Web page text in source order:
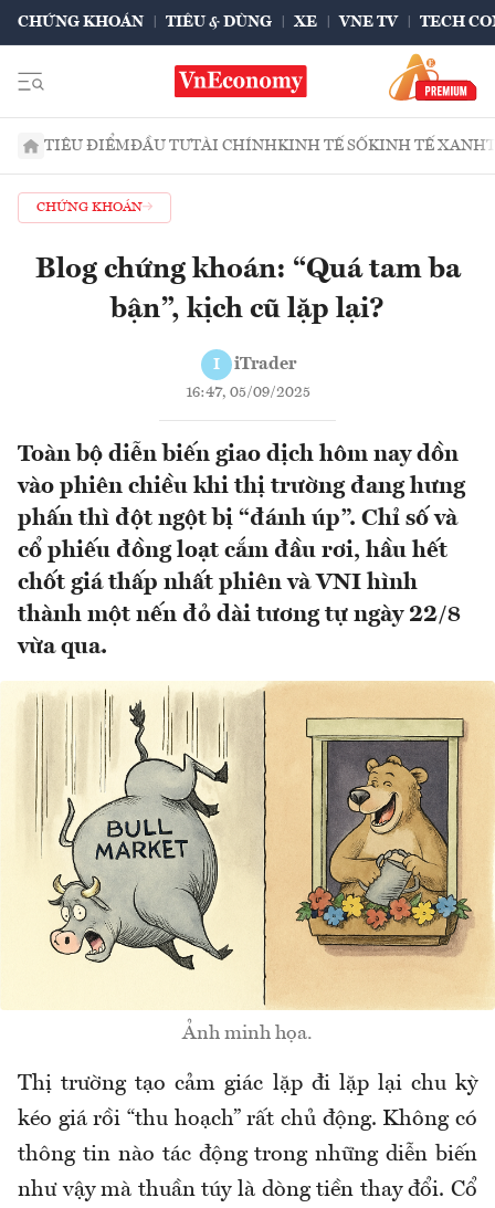
CHỨNG KHOÁN TIÊU & DÙNG XE VNE TV TECH
TIÊU ĐIỂMĐẦU TƯTÀI CHÍNHKINH TẾ SỐKINH TẾ XANH
CHỨNG KHOÁN
Blog chứng khoán: “Quá tam ba
bận”, kịch cũ lặp lại?
I iTrader
16:47, 05/09/2025
Toàn bộ diễn biến giao dịch hôm nay dồn
vào phiên chiều khi thị trường đang hưng
phấn thì đột ngột bị “đánh úp”. Chỉ số và
cổ phiếu đồng loạt cắm đầu rơi, hầu hết
chốt giá thấp nhất phiên và VNI hình
thành một nến đỏ dài tương tự ngày 22/8
vừa qua.
Ảnh minh họa.
Thị trường tạo cảm giác lặp đi lặp lại chu kỳ
kéo giá rồi “thu hoạch” rất chủ động. Không có
thông tin nào tác động trong những diễn biến
như vậy mà thuần túy là dòng tiền thay đổi. Cổ